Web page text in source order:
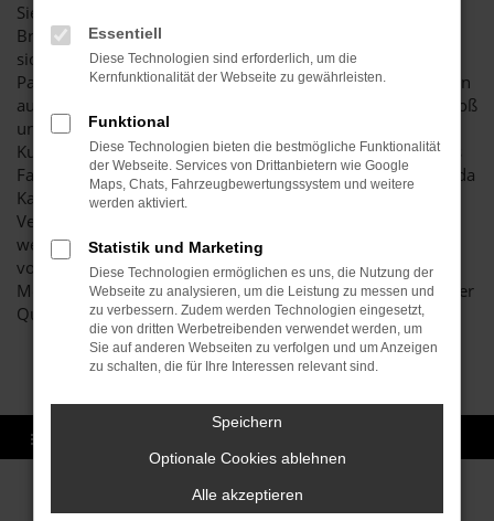
Sie suchen einen Škoda Kamiq Gebrauchtwagen für
Bruchsal? Dann fackeln Sie nicht lang, sondern wenden Sie
sich direkt an uns. Das Autohaus Brenk ist der perfekte
Partner für Gebrauchtfahrzeuge und seit mehr als 40 Jahren
auf dem Markt. Unser Unternehmen schreibt Vertrauen groß
und legt Wert auf eine langfristige Kundinnen- bzw.
Kundenbindung. Was das bedeutet? Vor allem, dass wir als
Familienbetrieb den erstklassigen Zustand all unserer Škoda
Kamiq Gebrauchtwagen sicherstellen und erst dann den
Verkauf nach Bruchsal oder einen anderen Ort zulassen,
wenn garantiert keine Beschädigungen oder Fehler
vorliegen. Hierfür verantwortlich ist unsere Kfz-
Meisterwerkstatt, die enorm hohe Maßstäbe hinsichtlich der
Qualität anlegt.
Essentiell
Diese Technologien sind erforderlich, um die
Kernfunktionalität der Webseite zu gewährleisten.
Funktional
Diese Technologien bieten die bestmögliche Funktionalität
der Webseite. Services von Drittanbietern wie Google
Maps, Chats, Fahrzeugbewertungssystem und weitere
werden aktiviert.
Statistik und Marketing
Diese Technologien ermöglichen es uns, die Nutzung der
Webseite zu analysieren, um die Leistung zu messen und
zu verbessern. Zudem werden Technologien eingesetzt,
die von dritten Werbetreibenden verwendet werden, um
Sie auf anderen Webseiten zu verfolgen und um Anzeigen
zu schalten, die für Ihre Interessen relevant sind.
Speichern
Optionale Cookies ablehnen
Alle akzeptieren